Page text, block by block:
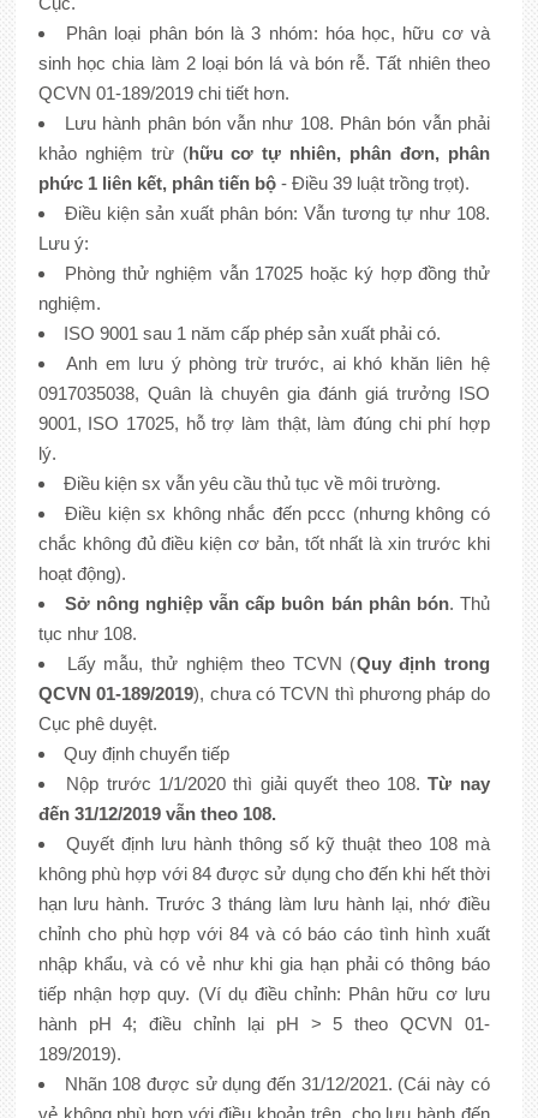
Phân loại phân bón là 3 nhóm: hóa học, hữu cơ và
sinh học chia làm 2 loại bón lá và bón rễ. Tất nhiên theo
QCVN 01-189/2019 chi tiết hơn.
Lưu hành phân bón vẫn như 108. Phân bón vẫn phải
khảo nghiệm trừ (hữu cơ tự nhiên, phân đơn, phân
phức 1 liên kết, phân tiến bộ- Điều 39 luật trồng trọt).
Điều kiện sản xuất phân bón: Vẫn tương tự như 108.
Lưu ý:
Phòng thử nghiệm vẫn 17025 hoặc ký hợp đồng thử
nghiệm.
ISO 9001 sau 1 năm cấp phép sản xuất phải có.
Anh em lưu ý phòng trừ trước, ai khó khăn liên hệ
0917035038, Quân là chuyên gia đánh giá trưởng ISO
9001, ISO 17025, hỗ trợ làm thật, làm đúng chi phí hợp
lý.
Điều kiện sx vẫn yêu cầu thủ tục về môi trường.
Điều kiện sx không nhắc đến pccc (nhưng không có
chắc không đủ điều kiện cơ bản, tốt nhất là xin trước khi
hoạt động).
Sở nông nghiệp vẫn cấp buôn bán phân bón. Thủ
tục như 108.
Lấy mẫu, thử nghiệm theo TCVN (Quy định trong
QCVN 01-189/2019), chưa có TCVN thì phương pháp do
Cục phê duyệt.
Quy định chuyển tiếp
Nộp trước 1/1/2020 thì giải quyết theo 108.Từ nay
đến 31/12/2019 vẫn theo 108.
Quyết định lưu hành thông số kỹ thuật theo 108 mà
không phù hợp với 84 được sử dụng cho đến khi hết thời
hạn lưu hành. Trước 3 tháng làm lưu hành lại, nhớ điều
chỉnh cho phù hợp với 84 và có báo cáo tình hình xuất
nhập khẩu, và có vẻ như khi gia hạn phải có thông báo
tiếp nhận hợp quy. (Ví dụ điều chỉnh: Phân hữu cơ lưu
hành pH 4; điều chỉnh lại pH > 5 theo QCVN 01-
189/2019).
Nhãn 108 được sử dụng đến 31/12/2021. (Cái này có
vẻ không phù hợp với điều khoản trên, cho lưu hành đến